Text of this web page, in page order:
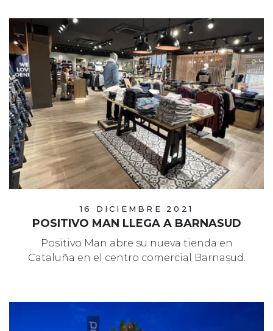
16 DICIEMBRE 2021
POSITIVO MAN LLEGA A BARNASUD
Positivo Man abre su nueva tienda en
Cataluña en el centro comercial Barnasud.